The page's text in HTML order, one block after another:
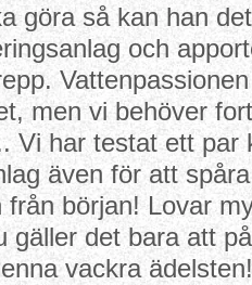
göra så kan han
och
men vi behöver
Vi har testat ett par
även för att
från början! Lovar
gäller det bara att
vackra ädelsten!